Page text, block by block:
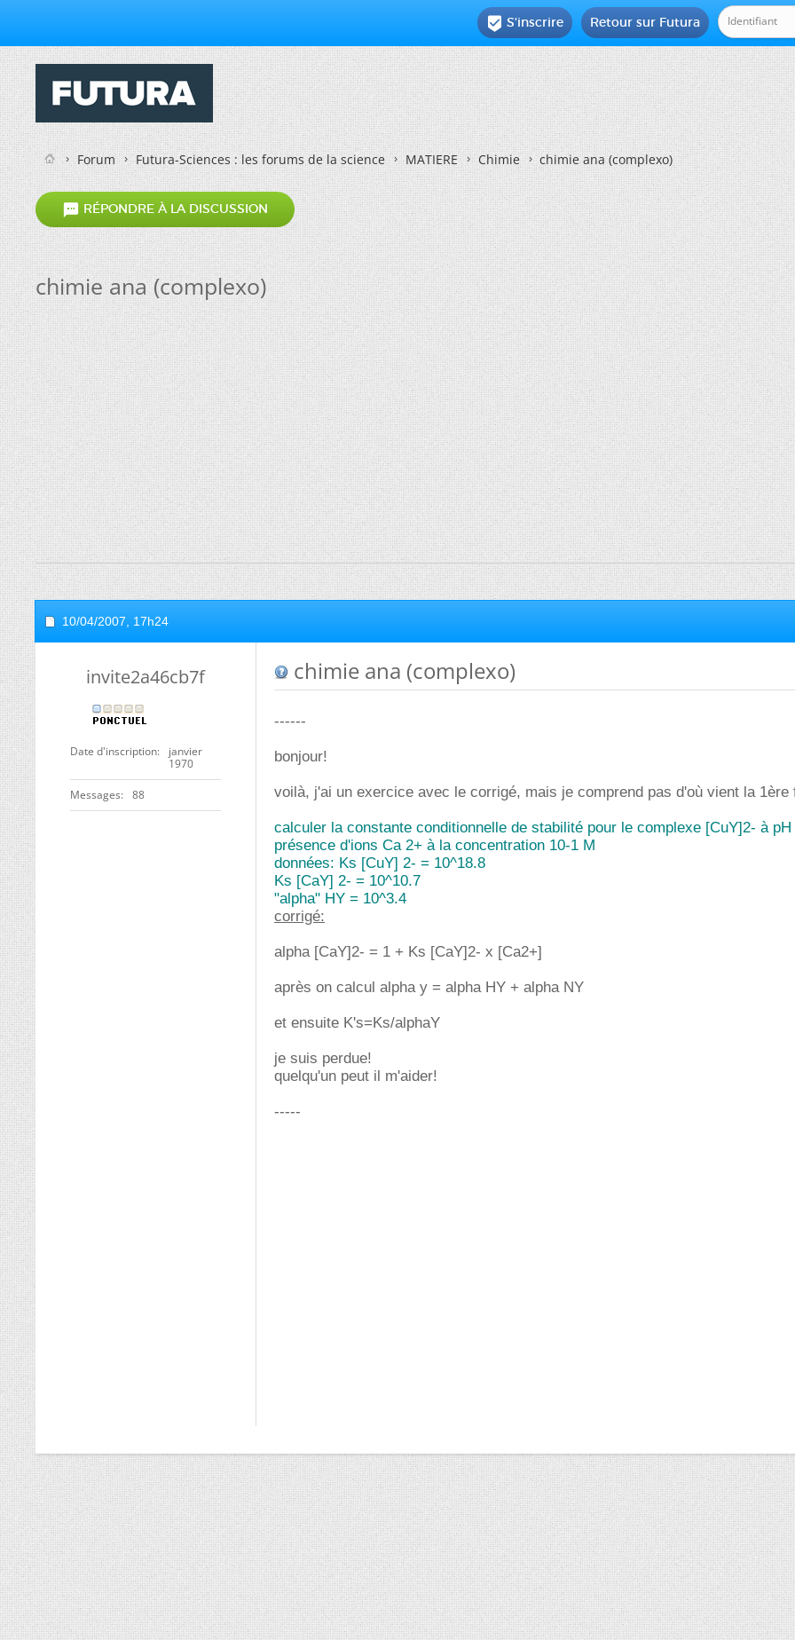
Retour sur Futura
 S'inscrire
Forum Futura-Sciences : les forums de la science MATIERE Chimie chimie ana (complexo)
 RÉPONDRE À LA DISCUSSION
chimie ana (complexo)
10/04/2007, 17h24
invite2a46cb7f
Date d'inscription
janvier
1970
Messages 88
chimie ana (complexo)
------
bonjour!
voilà, j'ai un exercice avec le corrigé, mais je comprend pas d'où vient la 1ère
calculer la constante conditionnelle de stabilité pour le complexe [CuY]2- à pH
présence d'ions Ca 2+ à la concentration 10-1 M
données: Ks [CuY] 2- = 10^18.8
Ks [CaY] 2- = 10^10.7
"alpha" HY = 10^3.4
corrigé:
alpha [CaY]2- = 1 + Ks [CaY]2- x [Ca2+]
après on calcul alpha y = alpha HY + alpha NY
et ensuite K's=Ks/alphaY
je suis perdue!
quelqu'un peut il m'aider!
-----